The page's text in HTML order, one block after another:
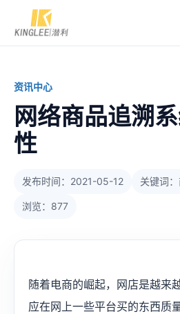
资讯中心
网络商品追溯
性
发布时间：2021-05-12 关键词
浏览：877
随着电商的崛起，网店是越来
应在网上一些平台买的东西质